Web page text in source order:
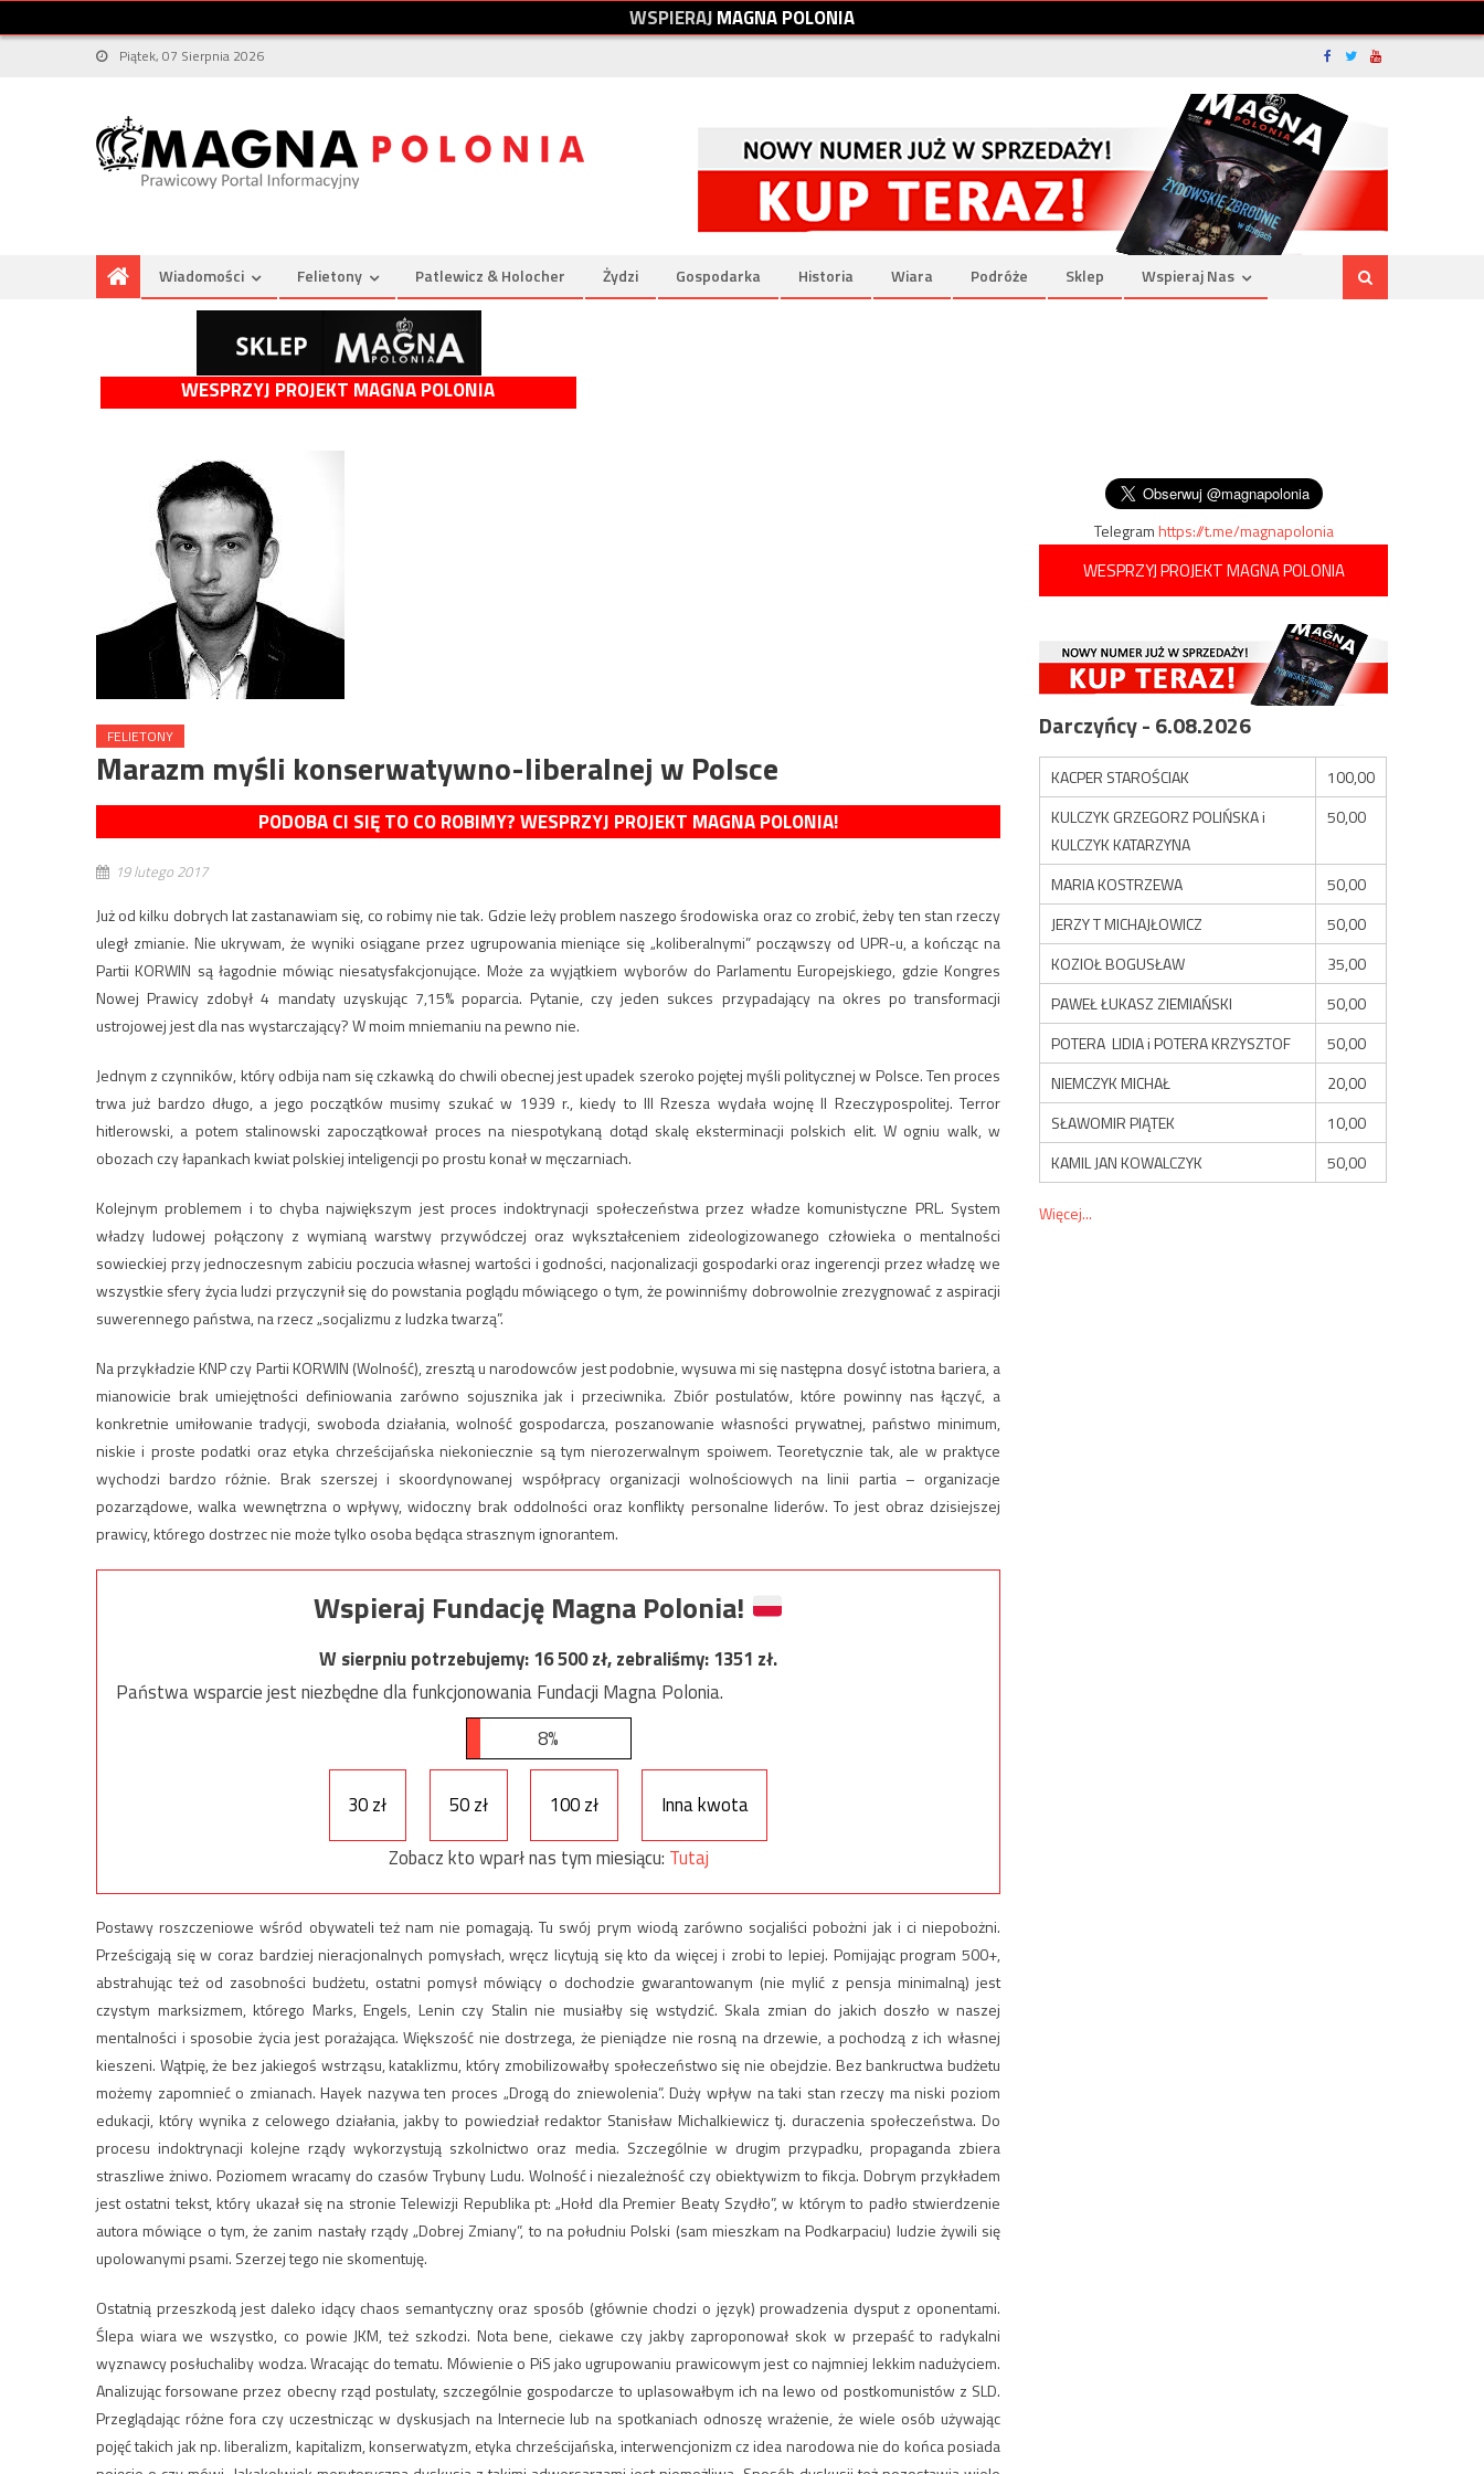
WSPIERAJMAGNAPOLONIA
Piątek, 07 Sierpnia 2026
Wiadomości Felietony Patlewicz & Holocher Żydzi Gospodarka Historia Wiara Podróże Sklep Wspieraj Nas
WESPRZYJ PROJEKT MAGNA POLONIA
FELIETONY
Marazm myśli konserwatywno-liberalnej w Polsce
PODOBA CI SIĘ TO CO ROBIMY? WESPRZYJ PROJEKT MAGNA POLONIA!
19 lutego 2017
Już od kilku dobrych lat zastanawiam się, co robimy nie tak. Gdzie leży problem naszego środowiska oraz co zrobić, żeby ten stan rzeczy
uległ zmianie. Nie ukrywam, że wyniki osiągane przez ugrupowania mieniące się „koliberalnymi” począwszy od UPR-u, a kończąc na
Partii KORWIN są łagodnie mówiąc niesatysfakcjonujące. Może za wyjątkiem wyborów do Parlamentu Europejskiego, gdzie Kongres
Nowej Prawicy zdobył 4 mandaty uzyskując 7,15% poparcia. Pytanie, czy jeden sukces przypadający na okres po transformacji
ustrojowej jest dla nas wystarczający? W moim mniemaniu na pewno nie.
Jednym z czynników, który odbija nam się czkawką do chwili obecnej jest upadek szeroko pojętej myśli politycznej w Polsce. Ten proces
trwa już bardzo długo, a jego początków musimy szukać w 1939 r., kiedy to III Rzesza wydała wojnę II Rzeczypospolitej. Terror
hitlerowski, a potem stalinowski zapoczątkował proces na niespotykaną dotąd skalę eksterminacji polskich elit. W ogniu walk, w
obozach czy łapankach kwiat polskiej inteligencji po prostu konał w męczarniach.
Kolejnym problemem i to chyba największym jest proces indoktrynacji społeczeństwa przez władze komunistyczne PRL. System
władzy ludowej połączony z wymianą warstwy przywódczej oraz wykształceniem zideologizowanego człowieka o mentalności
sowieckiej przy jednoczesnym zabiciu poczucia własnej wartości i godności, nacjonalizacji gospodarki oraz ingerencji przez władzę we
wszystkie sfery życia ludzi przyczynił się do powstania poglądu mówiącego o tym, że powinniśmy dobrowolnie zrezygnować z aspiracji
suwerennego państwa, na rzecz „socjalizmu z ludzka twarzą”.
Na przykładzie KNP czy Partii KORWIN (Wolność), zresztą u narodowców jest podobnie, wysuwa mi się następna dosyć istotna bariera, a
mianowicie brak umiejętności definiowania zarówno sojusznika jak i przeciwnika. Zbiór postulatów, które powinny nas łączyć, a
konkretnie umiłowanie tradycji, swoboda działania, wolność gospodarcza, poszanowanie własności prywatnej, państwo minimum,
niskie i proste podatki oraz etyka chrześcijańska niekoniecznie są tym nierozerwalnym spoiwem. Teoretycznie tak, ale w praktyce
wychodzi bardzo różnie. Brak szerszej i skoordynowanej współpracy organizacji wolnościowych na linii partia – organizacje
pozarządowe, walka wewnętrzna o wpływy, widoczny brak oddolności oraz konflikty personalne liderów. To jest obraz dzisiejszej
prawicy, którego dostrzec nie może tylko osoba będąca strasznym ignorantem.
Wspieraj Fundację Magna Polonia!
W sierpniu potrzebujemy:16 500zł, zebraliśmy:1351 zł.
Państwa wsparcie jest niezbędne dla funkcjonowania Fundacji Magna Polonia.
8%
30 zł 50 zł 100 zł
Inna kwota
Zobacz kto wparł nas tym miesiącu: Tutaj
Postawy roszczeniowe wśród obywateli też nam nie pomagają. Tu swój prym wiodą zarówno socjaliści pobożni jak i ci niepobożni.
Prześcigają się w coraz bardziej nieracjonalnych pomysłach, wręcz licytują się kto da więcej i zrobi to lepiej. Pomijając program 500+,
abstrahując też od zasobności budżetu, ostatni pomysł mówiący o dochodzie gwarantowanym (nie mylić z pensja minimalną) jest
czystym marksizmem, którego Marks, Engels, Lenin czy Stalin nie musiałby się wstydzić. Skala zmian do jakich doszło w naszej
mentalności i sposobie życia jest porażająca. Większość nie dostrzega, że pieniądze nie rosną na drzewie, a pochodzą z ich własnej
kieszeni. Wątpię, że bez jakiegoś wstrząsu, kataklizmu, który zmobilizowałby społeczeństwo się nie obejdzie. Bez bankructwa budżetu
możemy zapomnieć o zmianach. Hayek nazywa ten proces „Drogą do zniewolenia”. Duży wpływ na taki stan rzeczy ma niski poziom
edukacji, który wynika z celowego działania, jakby to powiedział redaktor Stanisław Michalkiewicz tj. duraczenia społeczeństwa. Do
procesu indoktrynacji kolejne rządy wykorzystują szkolnictwo oraz media. Szczególnie w drugim przypadku, propaganda zbiera
straszliwe żniwo. Poziomem wracamy do czasów Trybuny Ludu. Wolność i niezależność czy obiektywizm to fikcja. Dobrym przykładem
jest ostatni tekst, który ukazał się na stronie Telewizji Republika pt: „Hołd dla Premier Beaty Szydło”, w którym to padło stwierdzenie
autora mówiące o tym, że zanim nastały rządy „Dobrej Zmiany”, to na południu Polski (sam mieszkam na Podkarpaciu) ludzie żywili się
upolowanymi psami. Szerzej tego nie skomentuję.
Ostatnią przeszkodą jest daleko idący chaos semantyczny oraz sposób (głównie chodzi o język) prowadzenia dysput z oponentami.
Ślepa wiara we wszystko, co powie JKM, też szkodzi. Nota bene, ciekawe czy jakby zaproponował skok w przepaść to radykalni
wyznawcy posłuchaliby wodza. Wracając do tematu. Mówienie o PiS jako ugrupowaniu prawicowym jest co najmniej lekkim nadużyciem.
Analizując forsowane przez obecny rząd postulaty, szczególnie gospodarcze to uplasowałbym ich na lewo od postkomunistów z SLD.
Przeglądając różne fora czy uczestnicząc w dyskusjach na Internecie lub na spotkaniach odnoszę wrażenie, że wiele osób używając
pojęć takich jak np. liberalizm, kapitalizm, konserwatyzm, etyka chrześcijańska, interwencjonizm cz idea narodowa nie do końca posiada
Telegramhttps://t.me/magnapolonia
WESPRZYJ PROJEKT MAGNA POLONIA
Darczyńcy - 6.08.2026
KACPER STAROŚCIAK
100,00
KULCZYK GRZEGORZ POLIŃSKA i
KULCZYK KATARZYNA
50,00
MARIA KOSTRZEWA
50,00
JERZY T MICHAJŁOWICZ
50,00
KOZIOŁ BOGUSŁAW
35,00
PAWEŁ ŁUKASZ ZIEMIAŃSKI
50,00
POTERA LIDIA i POTERA KRZYSZTOF
50,00
NIEMCZYK MICHAŁ
20,00
SŁAWOMIR PIĄTEK
10,00
KAMIL JAN KOWALCZYK
50,00
Więcej...